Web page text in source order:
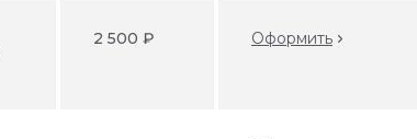
2 500 ₽ Оформить